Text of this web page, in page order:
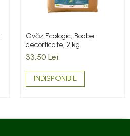
Ovăz Ecologic, Boabe
decorticate, 2 kg
33,50 Lei
INDISPONIBIL